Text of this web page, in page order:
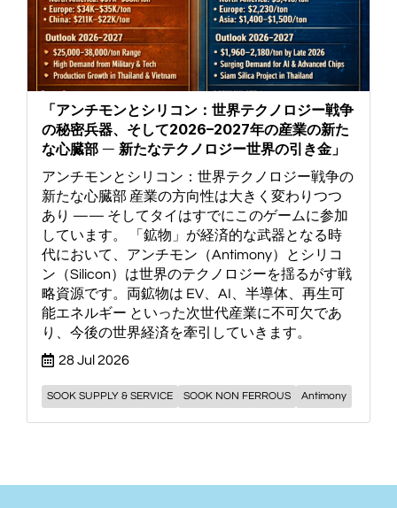
「アンチモンとシリコン：世界テクノロジー戦争
の秘密兵器、そして2026–2027年の産業の新た
な心臓部 ― 新たなテクノロジー世界の引き金」
アンチモンとシリコン：世界テクノロジー戦争の
新たな心臓部 産業の方向性は大きく変わりつつ
あり —— そしてタイはすでにこのゲームに参加
しています。 「鉱物」が経済的な武器となる時
代において、アンチモン（Antimony）とシリコ
ン（Silicon）は世界のテクノロジーを揺るがす戦
略資源です。両鉱物は EV、AI、半導体、再生可
能エネルギー といった次世代産業に不可欠であ
り、今後の世界経済を牽引していきます。
28 Jul 2026
SOOK SUPPLY & SERVICE SOOK NON FERROUS Antimony